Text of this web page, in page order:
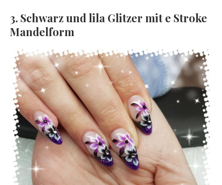
3. Schwarz und lila Glitzer mit e Stroke
Mandelform